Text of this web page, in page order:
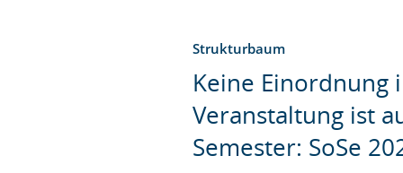
Strukturbaum
Keine Einordnung
Veranstaltung ist
Semester: SoSe